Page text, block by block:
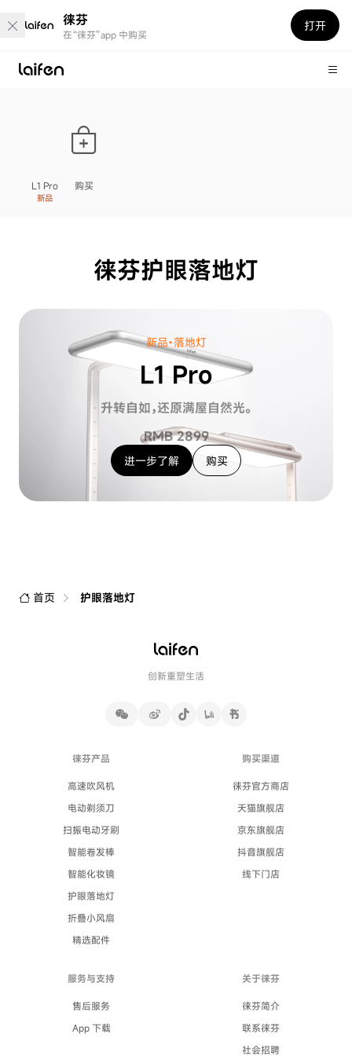
徕芬
在“徕芬”app 中购买
打开
L1 Pro
新品
购买
徕芬护眼落地灯
新品·落地灯
L1 Pro
升转自如，还原满屋自然光。
RMB 2899
进一步了解 购买
首页 护眼落地灯
创新重塑生活
徕芬产品
高速吹风机
电动剃须刀
扫振电动牙刷
智能卷发棒
智能化妆镜
护眼落地灯
折叠小风扇
精选配件
购买渠道
徕芬官方商店
天猫旗舰店
京东旗舰店
抖音旗舰店
线下门店
服务与支持
售后服务
App 下载
关于徕芬
徕芬简介
联系徕芬
社会招聘